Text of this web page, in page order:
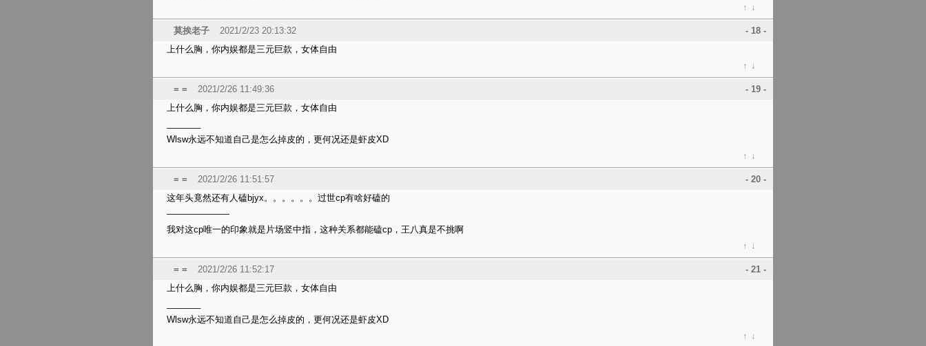
↑ ↓
- 18 -
莫挨老子
2021/2/23 20:13:32
上什么胸，你内娱都是三元巨款，女体自由
↑ ↓
- 19 -
= =
2021/2/26 11:49:36
上什么胸，你内娱都是三元巨款，女体自由
Wlsw永远不知道自己是怎么掉皮的，更何况还是虾皮XD
↑ ↓
- 20 -
= =
2021/2/26 11:51:57
这年头竟然还有人磕bjyx。。。。。。过世cp有啥好磕的
———————
我对这cp唯一的印象就是片场竖中指，这种关系都能磕cp，王八真是不挑啊
↑ ↓
- 21 -
= =
2021/2/26 11:52:17
上什么胸，你内娱都是三元巨款，女体自由
Wlsw永远不知道自己是怎么掉皮的，更何况还是虾皮XD
↑ ↓